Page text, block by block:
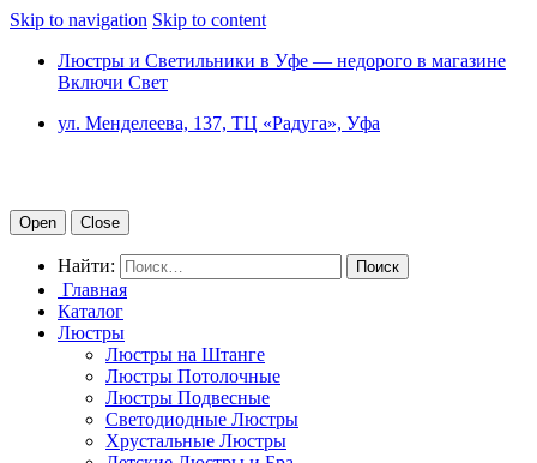
Skip to navigation Skip to content
Люстры и Светильники в Уфе — недорого в магазине
Включи Свет
ул. Менделеева, 137, ТЦ «Радуга», Уфа
Open Close
Найти:
Главная
Каталог
Люстры
Люстры на Штанге
Люстры Потолочные
Люстры Подвесные
Светодиодные Люстры
Хрустальные Люстры